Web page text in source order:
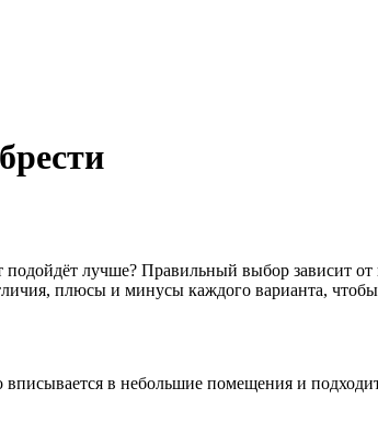
лучше? Правильный выбор зависит
плюсы и минусы каждого варианта,
в небольшие помещения и